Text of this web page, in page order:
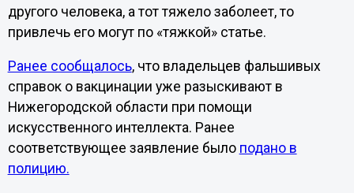
другого человека, а тот тяжело заболеет, то
привлечь его могут по «тяжкой» статье.
Ранее сообщалось, что владельцев фальшивых
справок о вакцинации уже разыскивают в
Нижегородской области при помощи
искусственного интеллекта. Ранее
соответствующее заявление было подано в
полицию.